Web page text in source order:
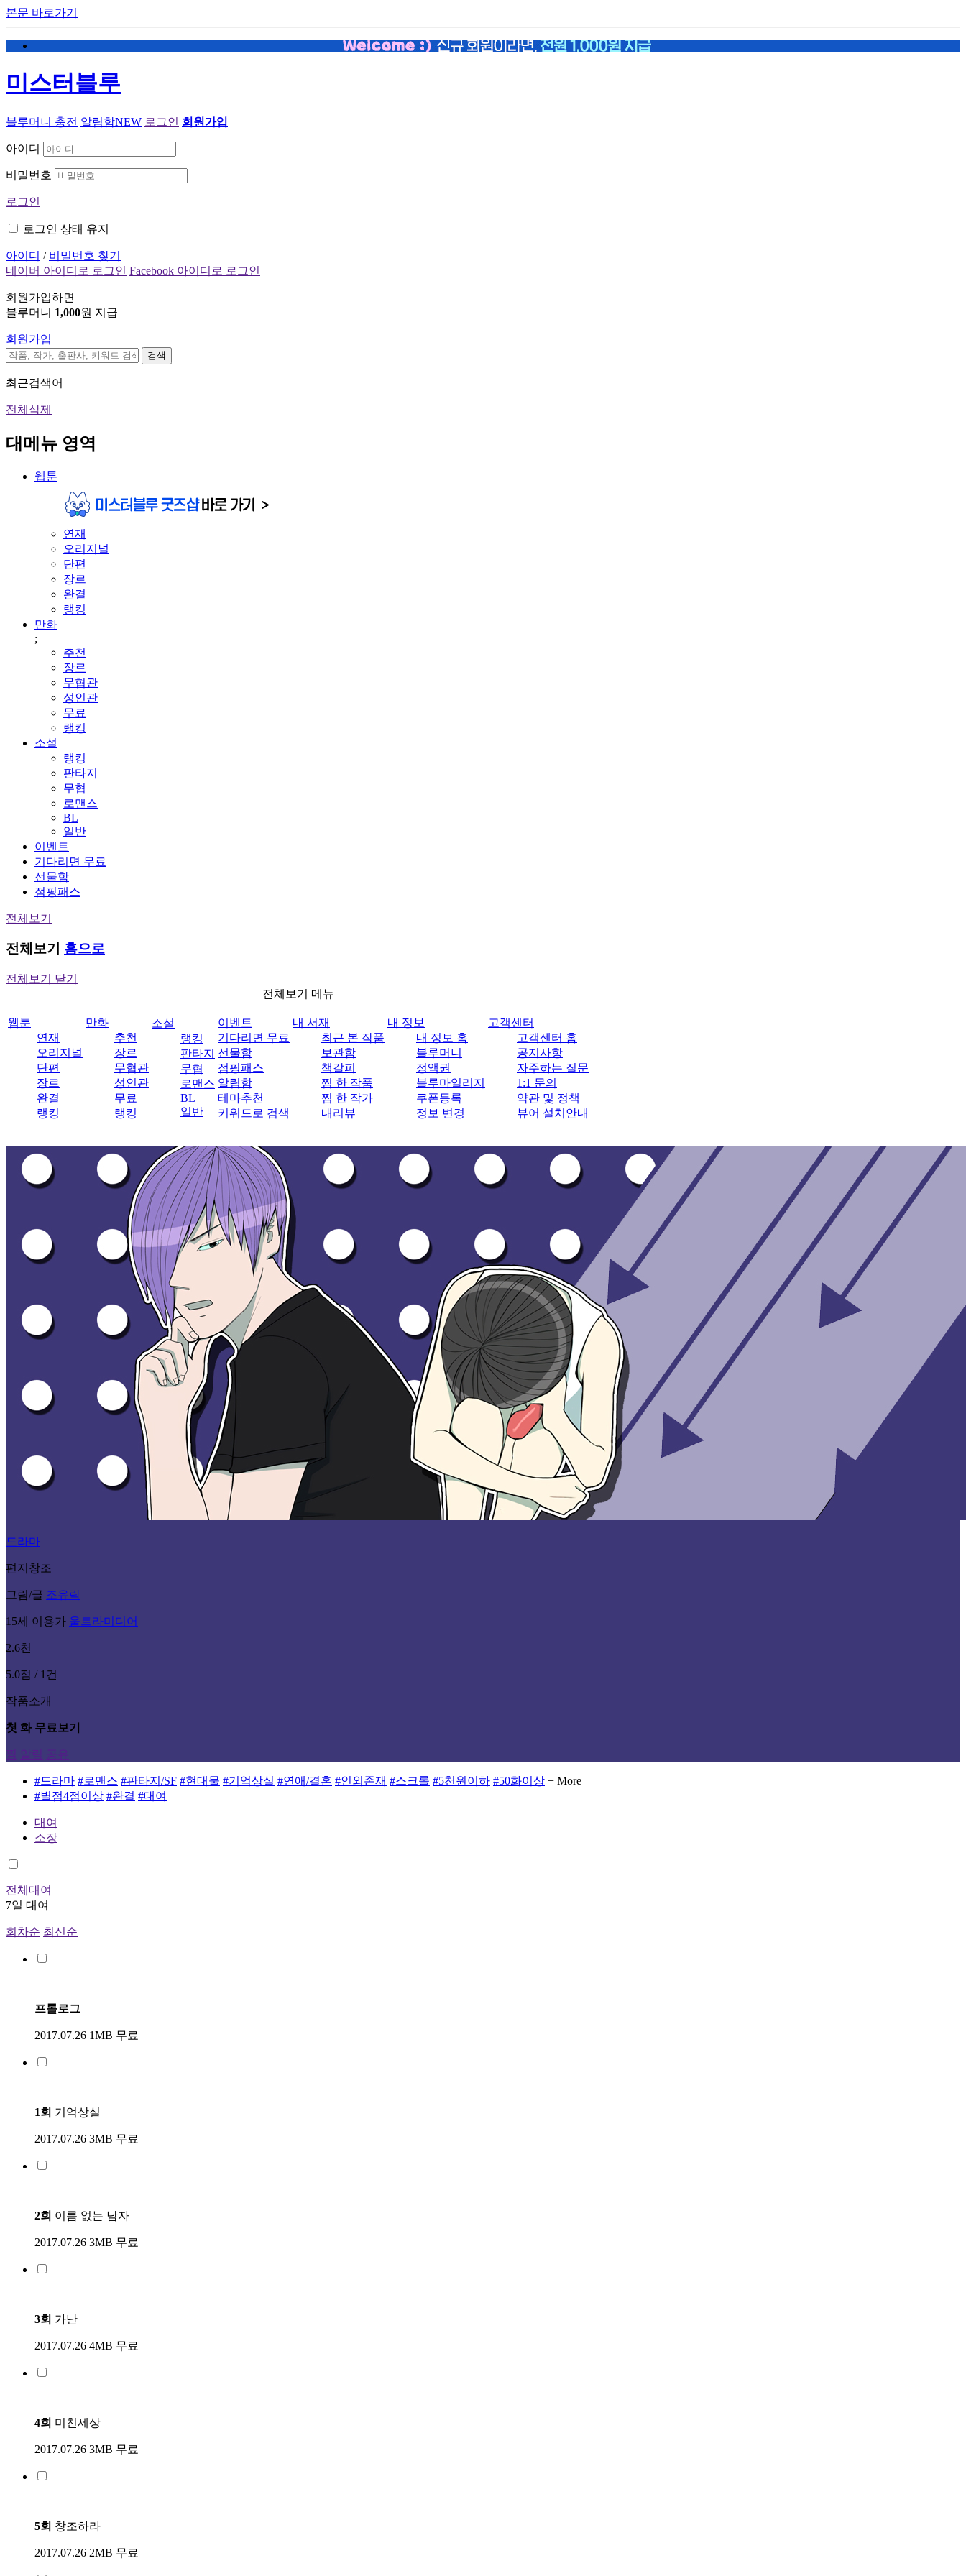
본문 바로가기
미스터블루
블루머니 충전 알림함NEW 로그인 회원가입
아이디
비밀번호
로그인
로그인 상태 유지
아이디 / 비밀번호 찾기
네이버 아이디로 로그인 Facebook 아이디로 로그인
회원가입하면
블루머니 1,000원 지급
회원가입
검색
최근검색어
전체삭제
대메뉴 영역
웹툰
연재
오리지널
단편
장르
완결
랭킹
만화
;
추천
장르
무협관
성인관
무료
랭킹
소설
랭킹
판타지
무협
로맨스
BL
일반
이벤트
기다리면 무료
선물함
점핑패스
전체보기
전체보기 홈으로
전체보기 닫기
전체보기 메뉴
웹툰
연재
오리지널
단편
장르
완결
랭킹
만화
추천
장르
무협관
성인관
무료
랭킹
소설
랭킹
판타지
무협
로맨스
BL
일반
이벤트
기다리면 무료
선물함
점핑패스
알림함
테마추천
키워드로 검색
내 서재
최근 본 작품
보관함
책갈피
찜 한 작품
찜 한 작가
내리뷰
내 정보
내 정보 홈
블루머니
정액권
블루마일리지
쿠폰등록
정보 변경
고객센터
고객센터 홈
공지사항
자주하는 질문
1:1 문의
약관 및 정책
뷰어 설치안내
드라마
편지창조
그림/글 조유락
15세 이용가 울트라미디어
2.6천
5.0점 / 1건
작품소개
첫 화 무료보기
찜 알림 공유
#드라마 #로맨스 #판타지/SF #현대물 #기억상실 #연애/결혼 #인외존재 #스크롤 #5천원이하 #50화이상 + More
#별점4점이상 #완결 #대여
대여
소장
전체대여
7일 대여
회차순 최신순
프롤로그
2017.07.26 1MB 무료
1회 기억상실
2017.07.26 3MB 무료
2회 이름 없는 남자
2017.07.26 3MB 무료
3회 가난
2017.07.26 4MB 무료
4회 미친세상
2017.07.26 3MB 무료
5회 창조하라
2017.07.26 2MB 무료